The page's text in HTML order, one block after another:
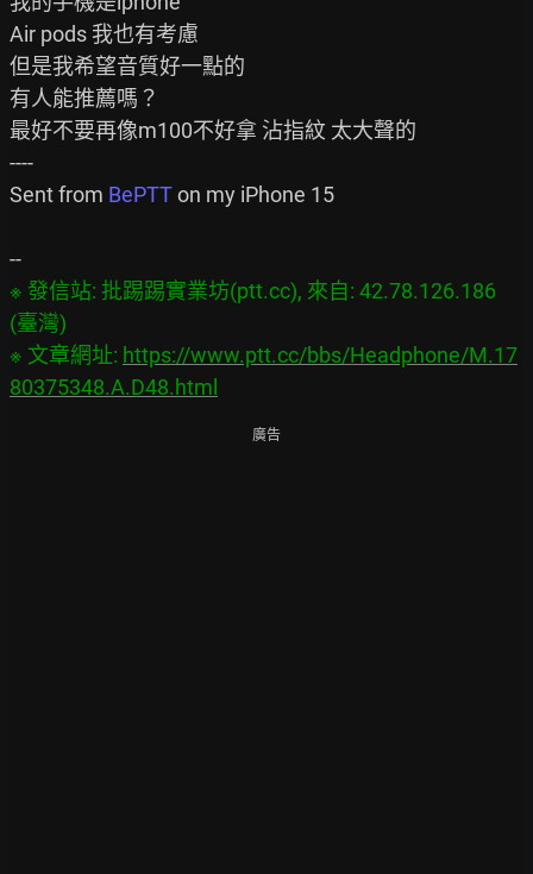
Air pods 我也有考慮
但是我希望音質好一點的
有人能推薦嗎？
最好不要再像m100不好拿 沾指紋 太大聲的
----
Sent from BePTT on my iPhone 15
※ 發信站: 批踢踢實業坊(ptt.cc), 來自: 42.78.126.186
(臺灣)
※ 文章網址: https://www.ptt.cc/bbs/Headphone/M.17
80375348.A.D48.html
廣告